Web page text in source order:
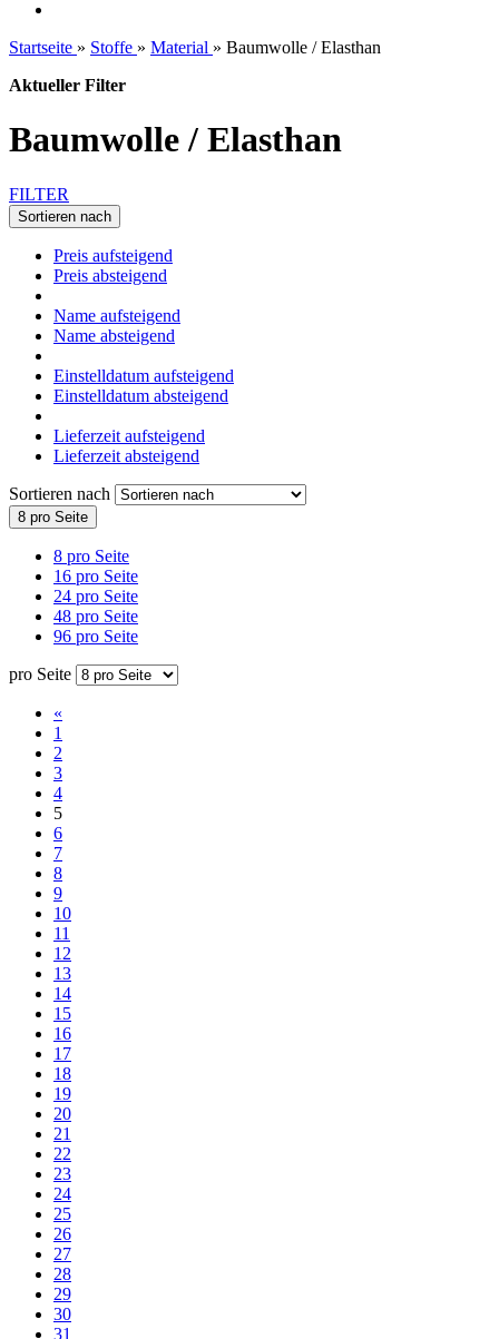
Startseite » Stoffe » Material » Baumwolle / Elasthan
Aktueller Filter
Baumwolle / Elasthan
FILTER
Sortieren nach
Preis aufsteigend
Preis absteigend
Name aufsteigend
Name absteigend
Einstelldatum aufsteigend
Einstelldatum absteigend
Lieferzeit aufsteigend
Lieferzeit absteigend
Sortieren nach
8 pro Seite
8 pro Seite
16 pro Seite
24 pro Seite
48 pro Seite
96 pro Seite
pro Seite
«
1
2
3
4
5
6
7
8
9
10
11
12
13
14
15
16
17
18
19
20
21
22
23
24
25
26
27
28
29
30
31